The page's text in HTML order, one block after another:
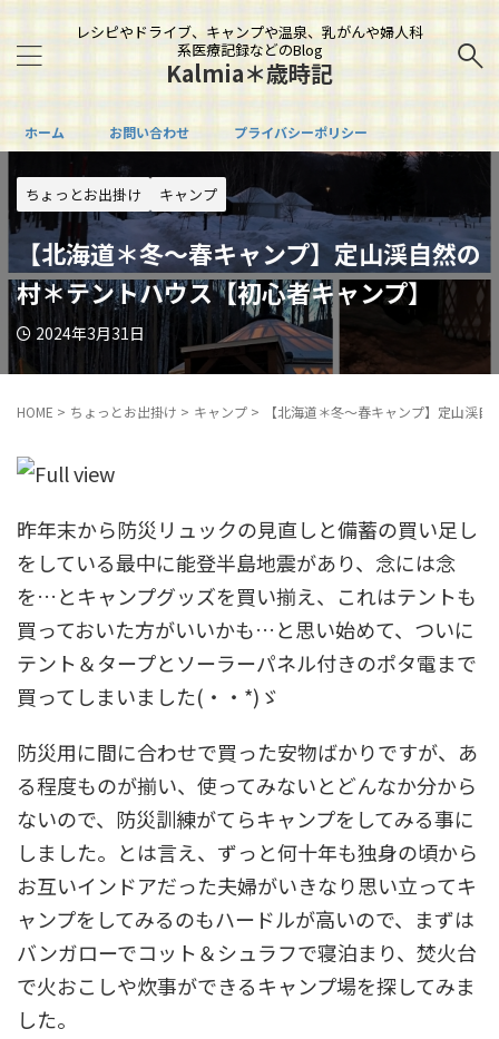
レシピやドライブ、キャンプや温泉、乳がんや婦人科
系医療記録などのBlog
Kalmia＊歳時記
ホーム お問い合わせ プライバシーポリシー
ちょっとお出掛け キャンプ
【北海道＊冬～春キャンプ】定山渓自然の
村＊テントハウス【初心者キャンプ】
2024年3月31日
HOME > ちょっとお出掛け > キャンプ > 【北海道＊冬～春キャンプ】定山渓
昨年末から防災リュックの見直しと備蓄の買い足し
をしている最中に能登半島地震があり、念には念
を…とキャンプグッズを買い揃え、これはテントも
買っておいた方がいいかも…と思い始めて、ついに
テント＆タープとソーラーパネル付きのポタ電まで
買ってしまいました(・・*)ゞ
防災用に間に合わせで買った安物ばかりですが、あ
る程度ものが揃い、使ってみないとどんなか分から
ないので、防災訓練がてらキャンプをしてみる事に
しました。とは言え、ずっと何十年も独身の頃から
お互いインドアだった夫婦がいきなり思い立ってキ
ャンプをしてみるのもハードルが高いので、まずは
バンガローでコット＆シュラフで寝泊まり、焚火台
で火おこしや炊事ができるキャンプ場を探してみま
した。